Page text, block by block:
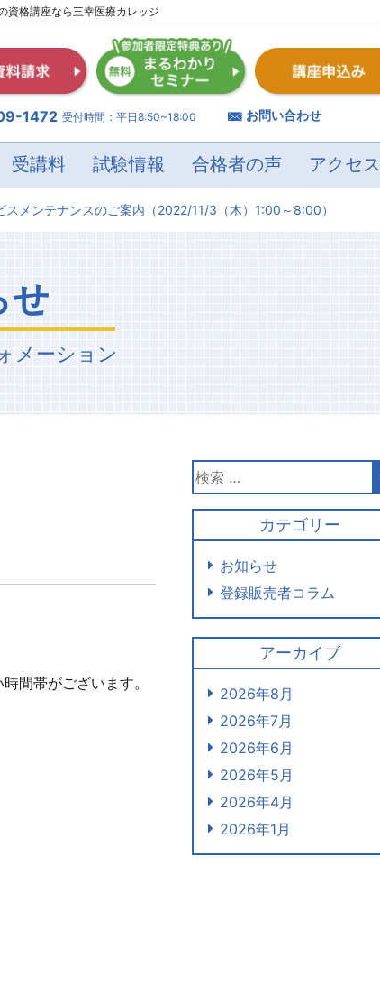
資格講座なら三幸医療カレッジ
1472 受付時間：平日8:50~18:00 お問い合わせ
受講料 試験情報 合格者の声 アクセス
スメンテナンスのご案内 （2022/11/3（木）1:00～8:00）
せ
メーション
間帯がございます。
カテゴリー
お知らせ
登録販売者コラム
アーカイブ
2026年8月
2026年7月
2026年6月
2026年5月
2026年4月
2026年1月